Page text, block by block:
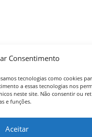
Consentimento
tecnologias como cookies
a essas tecnologias nos
neste site. Não consentir ou
e funções.
Aceitar